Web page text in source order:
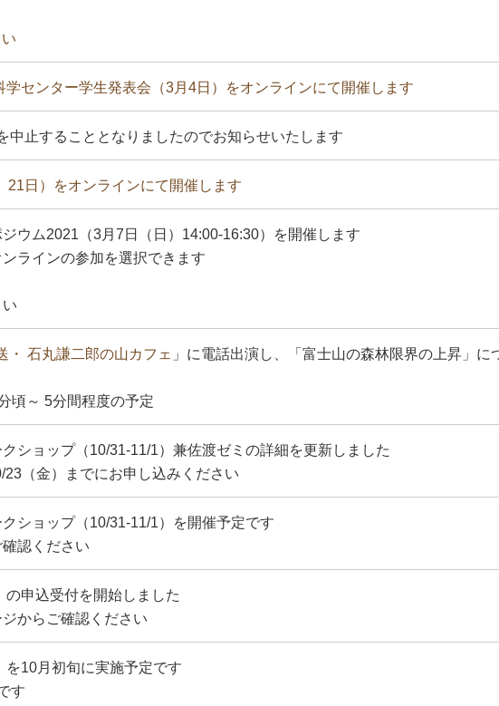
センター学生発表会（3月4日）をオンラインにて開催します
中止することとなりましたのでお知らせいたします
日）をオンラインにて開催します
ウム2021（3月7日（日）14:00-16:30）を開催します
ラインの参加を選択できます
・ 石丸謙二郎の山カフェ 」に電話出演し、「富士山の森林限界の上昇」に
～ 5分間程度の予定
ショップ（10/31-11/1）兼佐渡ゼミの詳細を更新しました
23（金）までにお申し込みください
ショップ（10/31-11/1）を開催予定です
認ください
申込受付を開始しました
からご確認ください
10月初旬に実施予定です
す